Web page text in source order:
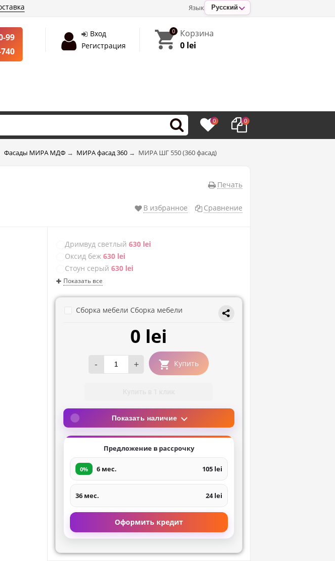
Язык Русский
99
Вход
Регистрация
0
Корзина
0 lei
0 0
Фасады МИРА МДФ → МИРА фасад 360 → МИРА ШГ 550 (360 фасад)
Печать
В избранное Сравнение
Дримвуд светлый 630 lei
Оксид беж 630 lei
Стоун серый 630 lei
Показать все
Сборка мебели Сборка мебели
0 lei
- + Купить
Показать наличие
Предложение в рассрочку
0% 6 мес. 105 lei
36 мес. 24 lei
Оформить кредит